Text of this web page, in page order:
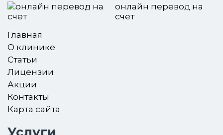
онлайн перевод на
счет
Главная
О клинике
Статьи
Лицензии
Акции
Контакты
Карта сайта
Услуги